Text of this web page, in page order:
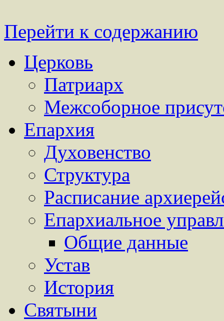
Перейти к содержанию
Церковь
Патриарх
Межсоборное
Епархия
Духовенство
Структура
Расписание
Епархиальное
Общие данные
Устав
История
Святыни